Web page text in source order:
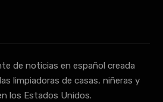
de noticias en español creada
limpiadoras de casas, niñeras y
los Estados Unidos.